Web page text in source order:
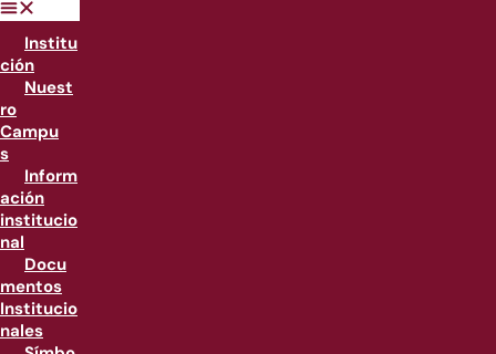
Institu
ción
Nuest
ro
Campu
s
Inform
ación
institucio
nal
Docu
mentos
Institucio
nales